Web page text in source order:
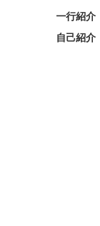
一行紹介
自己紹介